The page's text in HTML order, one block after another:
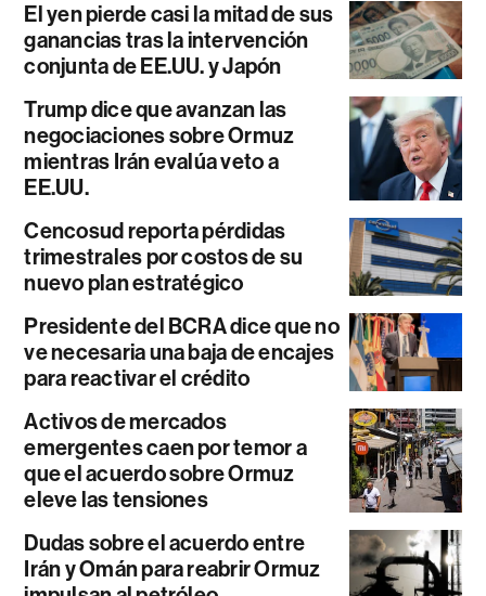
El yen pierde casi la mitad de sus
ganancias tras la intervención
conjunta de EE.UU. y Japón
Trump dice que avanzan las
negociaciones sobre Ormuz
mientras Irán evalúa veto a
EE.UU.
Cencosud reporta pérdidas
trimestrales por costos de su
nuevo plan estratégico
Presidente del BCRA dice que no
ve necesaria una baja de encajes
para reactivar el crédito
Activos de mercados
emergentes caen por temor a
que el acuerdo sobre Ormuz
eleve las tensiones
Dudas sobre el acuerdo entre
Irán y Omán para reabrir Ormuz